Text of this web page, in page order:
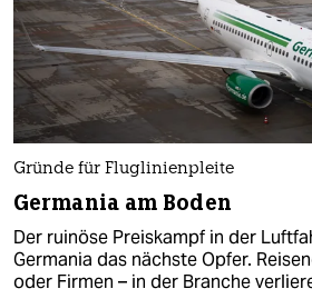
Gründe für Fluglinienpleite
Germania am Boden
Der ruinöse Preiskampf in der
Germania das nächste Opfer.
oder Firmen – in der Branche